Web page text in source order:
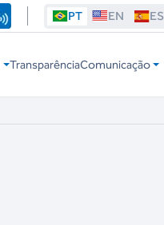
PT EN ES
TransparênciaComunicação